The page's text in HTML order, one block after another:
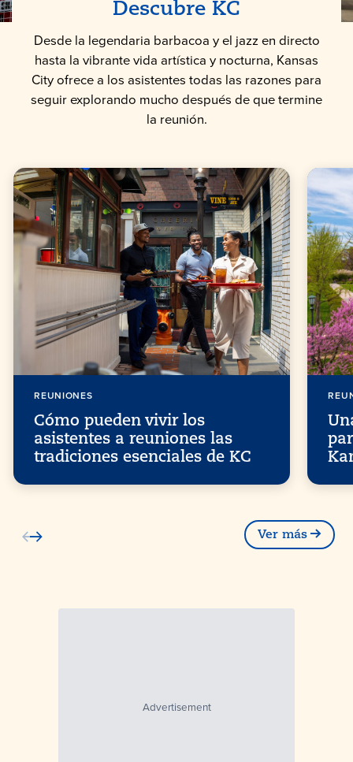
Descubre KC
Desde la legendaria barbacoa y el jazz en directo
hasta la vibrante vida artística y nocturna, Kansas
City ofrece a los asistentes todas las razones para
seguir explorando mucho después de que termine
la reunión.
REUNIONES
Cómo pueden vivir los
asistentes a reuniones las
tradiciones esenciales de KC
Ver más